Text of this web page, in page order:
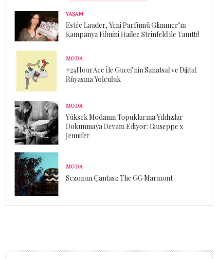
YAŞAM
Estée Lauder, Yeni Parfümü Glimmer’ın
Kampanya Filmini Hailee Steinfeld ile Tanıttı!
MODA
#24HourAce İle Gucci’nin Sanatsal ve Dijital
Rüyasına Yolculuk
MODA
Yüksek Modanın Topuklarına Yıldızlar
Dokunmaya Devam Ediyor: Giuseppe x
Jennifer
MODA
Sezonun Çantası: The GG Marmont